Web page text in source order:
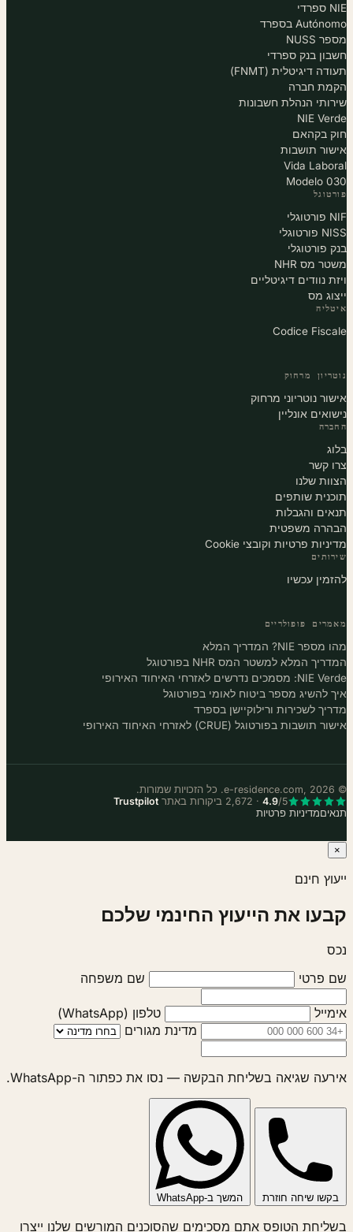
NIE ספרדי
Autónomo בספרד
מספר NUSS
חשבון בנק ספרדי
תעודה דיגיטלית (FNMT)
הקמת חברה
שירותי הנהלת חשבונות
NIE Verde
חוק בקהאם
אישור תושבות
Vida Laboral
Modelo 030
פורטוגל
NIF פורטוגלי
NISS פורטוגלי
בנק פורטוגלי
משטר מס NHR
ויזת נוודים דיגיטליים
ייצוג מס
איטליה
Codice Fiscale
נוטריון מרחוק
אישור נוטריוני מרחוק
נישואים אונליין
החברה
בלוג
צרו קשר
הצוות שלנו
תוכנית שותפים
תנאים והגבלות
הבהרה משפטית
מדיניות פרטיות וקובצי Cookie
שירותים
להזמין עכשיו
מאמרים פופולריים
מהו מספר NIE? המדריך המלא
המדריך המלא למשטר המס NHR בפורטוגל
NIE Verde: מסמכים נדרשים לאזרחי האיחוד האירופי
איך להשיג מספר ביטוח לאומי בפורטוגל
מדריך לשכירות ורילוקיישן בספרד
אישור תושבות בפורטוגל (CRUE) לאזרחי האיחוד האירופי
© e-residence.com, 2026. כל הזכויות שמורות.
4.9/5 · 2,672 ביקורות באתר
Trustpilot
תנאיםמדיניות פרטיות
×
ייעוץ חינם
קבעו את הייעוץ החינמי שלכם
נכס
שם פרטי
שם משפחה
אימייל
טלפון (WhatsApp)
מדינת מגורים
אירעה שגיאה בשליחת הבקשה — נסו את כפתור ה-WhatsApp.
בקשו שיחה חוזרת המשך ב-WhatsApp
בשליחת הטופס אתם מסכימים שהסוכנים המורשים שלנו ייצרו